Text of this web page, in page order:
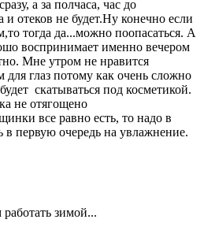
а за полчаса, час до
и отеков не будет.Ну конечно если
тогда да...можно поопасаться. А
воспринимает именно вечером
Мне утром не нравится
для глаз потому как очень сложно
скатываться под косметикой.
не отягощено
все равно есть, то надо в
в первую очередь на увлажнение.
зимой...